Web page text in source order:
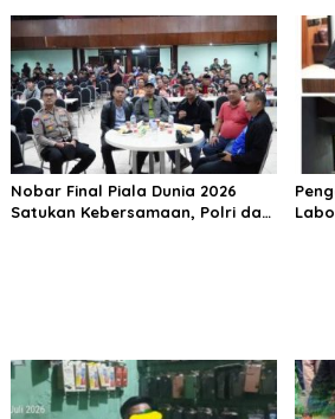
Tramadol, Silahkan Lapor ke
Polres
Nobar Final Piala Dunia 2026
Satukan Kebersamaan, Polri dan